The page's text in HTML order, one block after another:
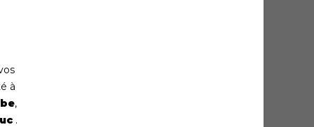
à
,
.